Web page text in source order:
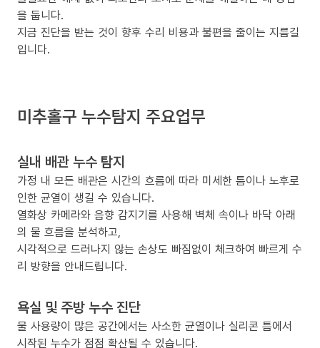
을 둡니다.
지금 진단을 받는 것이 향후 수리 비용과 불편을 줄이는 지름길
입니다.
미추홀구 누수탐지 주요업무
실내 배관 누수 탐지
가정 내 모든 배관은 시간의 흐름에 따라 미세한 틈이나 노후로
인한 균열이 생길 수 있습니다.
열화상 카메라와 음향 감지기를 사용해 벽체 속이나 바닥 아래
의 물 흐름을 분석하고,
시각적으로 드러나지 않는 손상도 빠짐없이 체크하여 빠르게 수
리 방향을 안내드립니다.
욕실 및 주방 누수 진단
물 사용량이 많은 공간에서는 사소한 균열이나 실리콘 틈에서
시작된 누수가 점점 확산될 수 있습니다.